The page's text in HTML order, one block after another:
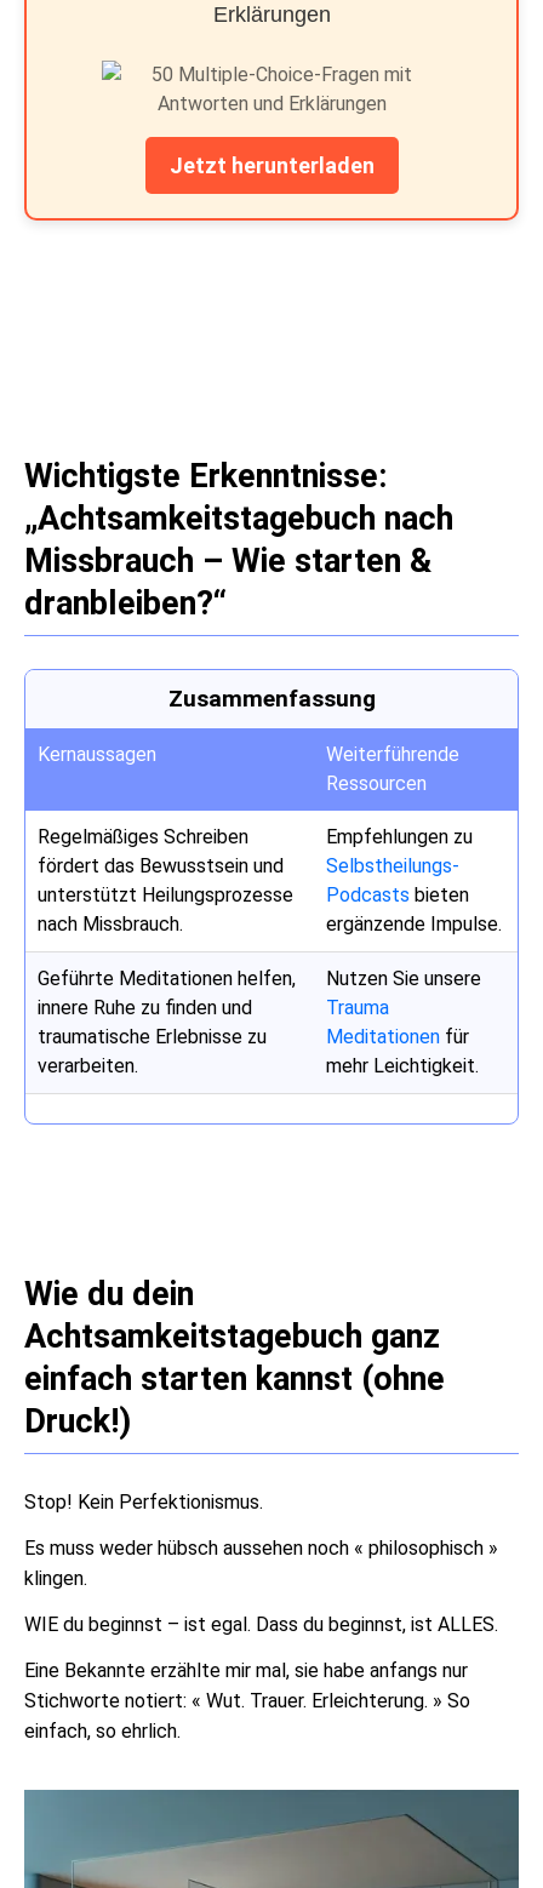
Erklärungen
Jetzt herunterladen
Wichtigste Erkenntnisse:
„Achtsamkeitstagebuch nach
Missbrauch – Wie starten &
dranbleiben?“
Zusammenfassung
Kernaussagen
Weiterführende
Ressourcen
Regelmäßiges Schreiben
fördert das Bewusstsein und
unterstützt Heilungsprozesse
nach Missbrauch.
Empfehlungen zu
Selbstheilungs-
Podcasts bieten
ergänzende Impulse.
Geführte Meditationen helfen,
innere Ruhe zu finden und
traumatische Erlebnisse zu
verarbeiten.
Nutzen Sie unsere
Trauma
Meditationen für
mehr Leichtigkeit.
Wie du dein
Achtsamkeitstagebuch ganz
einfach starten kannst (ohne
Druck!)
Stop! Kein Perfektionismus.
Es muss weder hübsch aussehen noch « philosophisch »
klingen.
WIE du beginnst – ist egal. Dass du beginnst, ist ALLES.
Eine Bekannte erzählte mir mal, sie habe anfangs nur
Stichworte notiert: « Wut. Trauer. Erleichterung. » So
einfach, so ehrlich.